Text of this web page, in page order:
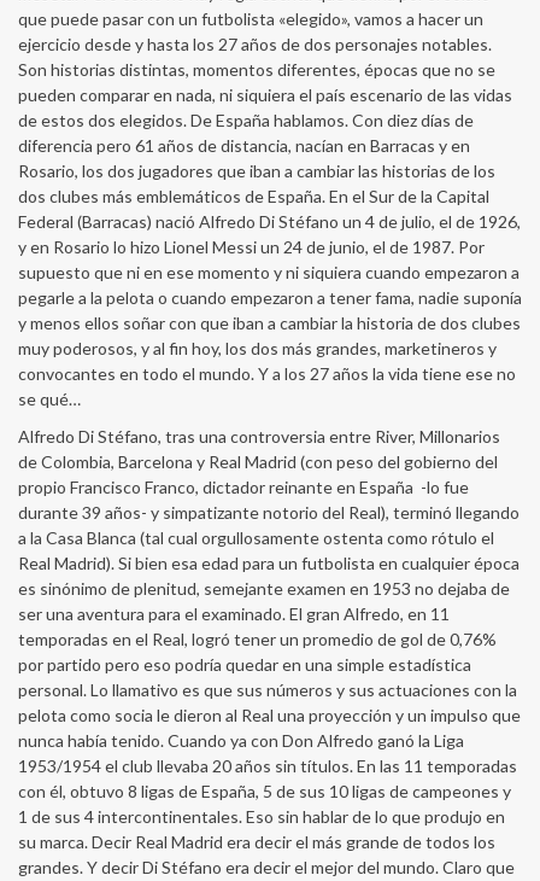
que puede pasar con un futbolista «elegido», vamos a hacer un
ejercicio desde y hasta los 27 años de dos personajes notables.
Son historias distintas, momentos diferentes, épocas que no se
pueden comparar en nada, ni siquiera el país escenario de las vidas
de estos dos elegidos. De España hablamos. Con diez días de
diferencia pero 61 años de distancia, nacían en Barracas y en
Rosario, los dos jugadores que iban a cambiar las historias de los
dos clubes más emblemáticos de España. En el Sur de la Capital
Federal (Barracas) nació Alfredo Di Stéfano un 4 de julio, el de 1926,
y en Rosario lo hizo Lionel Messi un 24 de junio, el de 1987. Por
supuesto que ni en ese momento y ni siquiera cuando empezaron a
pegarle a la pelota o cuando empezaron a tener fama, nadie suponía
y menos ellos soñar con que iban a cambiar la historia de dos clubes
muy poderosos, y al fin hoy, los dos más grandes, marketineros y
convocantes en todo el mundo. Y a los 27 años la vida tiene ese no
se qué…
Alfredo Di Stéfano, tras una controversia entre River, Millonarios
de Colombia, Barcelona y Real Madrid (con peso del gobierno del
propio Francisco Franco, dictador reinante en España -lo fue
durante 39 años- y simpatizante notorio del Real), terminó llegando
a la Casa Blanca (tal cual orgullosamente ostenta como rótulo el
Real Madrid). Si bien esa edad para un futbolista en cualquier época
es sinónimo de plenitud, semejante examen en 1953 no dejaba de
ser una aventura para el examinado. El gran Alfredo, en 11
temporadas en el Real, logró tener un promedio de gol de 0,76%
por partido pero eso podría quedar en una simple estadística
personal. Lo llamativo es que sus números y sus actuaciones con la
pelota como socia le dieron al Real una proyección y un impulso que
nunca había tenido. Cuando ya con Don Alfredo ganó la Liga
1953/1954 el club llevaba 20 años sin títulos. En las 11 temporadas
con él, obtuvo 8 ligas de España, 5 de sus 10 ligas de campeones y
1 de sus 4 intercontinentales. Eso sin hablar de lo que produjo en
su marca. Decir Real Madrid era decir el más grande de todos los
grandes. Y decir Di Stéfano era decir el mejor del mundo. Claro que